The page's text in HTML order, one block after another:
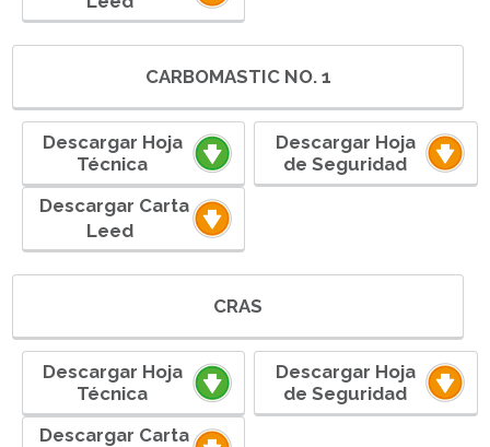
CARBOMASTIC NO. 1
Descargar Hoja
Técnica
Descargar Hoja
de Seguridad
ㅤㅤ ㅤㅤㅤㅤㅤㅤDescargar Carta
Leedㅤ ㅤㅤㅤㅤㅤㅤ
CRAS
Descargar Hoja
Técnica
Descargar Hoja
de Seguridad
ㅤㅤ ㅤㅤㅤㅤㅤㅤDescargar Carta